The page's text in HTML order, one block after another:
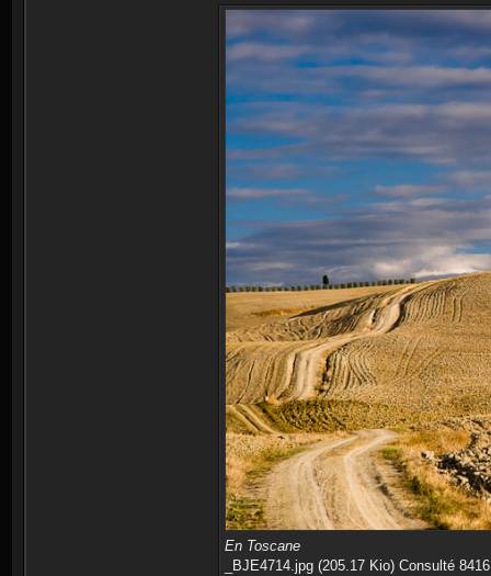
En Toscane
_BJE4714.jpg (205.17 Kio) Consulté